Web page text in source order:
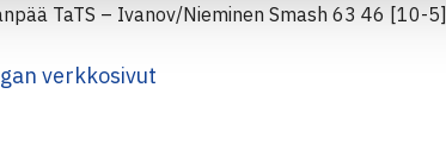
TaTS – Ivanov/Nieminen Smash 63 46 [10-5]
verkkosivut